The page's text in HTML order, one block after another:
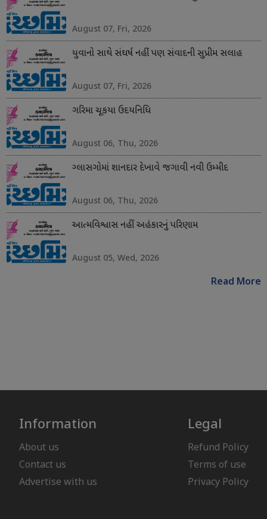
August 07, Fri, 2026
યુવાનો સાથે સંઘર્ષ નહીં પણ સંવાદની સુપ્રીમ સલાહ
August 07, Fri, 2026
ગરિમા ચૂકયા ઉદયનિધિ
August 06, Thu, 2026
ગ્લાસગોમાં શાનદાર દેખાવે જગાવી નવી ઉમ્મીદ
August 06, Thu, 2026
આત્મવિશ્વાસ નહીં અહંકારનું પરિણામ
August 05, Wed, 2026
Read More
Information
About us
Contact us
Advertise with us
Legal
Refund Policy
Terms of use
Privacy Policy